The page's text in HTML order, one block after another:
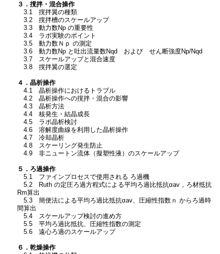
３．撹拌・混合操作
3.1 撹拌翼の種類
3.2 撹拌槽のスケールアップ
3.3 動力数Np の重要性
3.4 ラボ実験のポイント
3.5 動力数Ｎｐ の測定
3.6 動力数Np と吐出流量数Nqd および せん断強度Np/Nqd
3.7 スケールアップと混合速度
3.8 撹拌翼の選定
４．晶析操作
4.1 晶析操作におけるトラブル
4.2 晶析操作への撹拌・混合の影響
4.3 晶析方法
4.4 核発生・結晶成長
4.5 ラボ晶析検討
4.6 溶解度曲線を利用した晶析操作
4.7 冷却晶析
4.8 スケーリング発生防止
4.9 非ニュートン流体（擬塑性液）のスケールアップ
５．ろ過操作
5.1 ファインプロセスで使用される ろ過機
5.2 Ruth の定圧ろ過方程式による平均ろ過比抵抗αav，ろ材抵抗
Rm算出
5.3 簡便法による平均ろ過比抵抗αav、圧縮性指数ｎ からろ過時
間算出
5.4 スケールアップ検討の進め方
5.5 平均ろ過比抵抗、圧縮性指数の測定
5.6 遠心ろ過のスケールアップ
６．乾燥操作